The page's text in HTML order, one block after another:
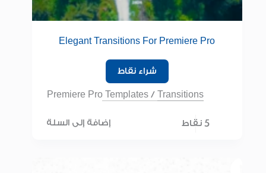
Elegant Transitions For Premiere Pro
شراء نقاط
Premiere Pro Templates/ Transitions
5 نقاط إضافة إلى السلة